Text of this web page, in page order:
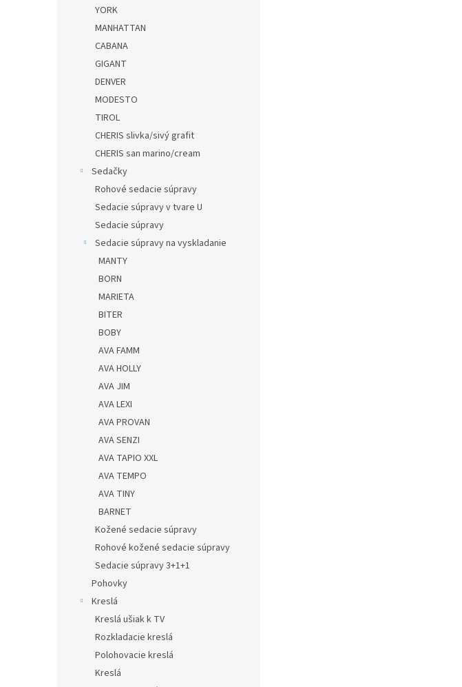
YORK
MANHATTAN
CABANA
GIGANT
DENVER
MODESTO
TIROL
CHERIS slivka/sivý grafit
CHERIS san marino/cream
Sedačky
Rohové sedacie súpravy
Sedacie súpravy v tvare U
Sedacie súpravy
Sedacie súpravy na vyskladanie
MANTY
BORN
MARIETA
BITER
BOBY
AVA FAMM
AVA HOLLY
AVA JIM
AVA LEXI
AVA PROVAN
AVA SENZI
AVA TAPIO XXL
AVA TEMPO
AVA TINY
BARNET
Kožené sedacie súpravy
Rohové kožené sedacie súpravy
Sedacie súpravy 3+1+1
Pohovky
Kreslá
Kreslá ušiak k TV
Rozkladacie kreslá
Polohovacie kreslá
Kreslá